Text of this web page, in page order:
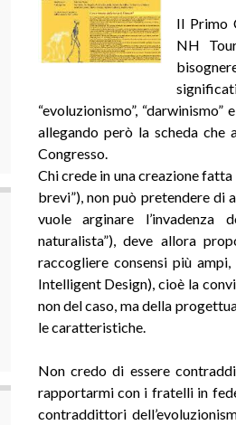
Il Primo
NH
“evoluzionismo”,
allegando però la scheda
Congresso.
Chi crede in una creazione
brevi”), non può pretendere di
vuole arginare l’invadenza
naturalista”), deve allora
raccogliere consensi più ampi,
Intelligent Design), cioè la
non del caso, ma della
le caratteristiche.
Non credo di essere
rapportarmi con i fratelli in
contraddittori